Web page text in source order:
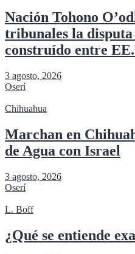
Nación Tohono
tribunales la
construído entre
3 agosto, 2026
Oserí
Chihuahua
Marchan en
de Agua con Israel
3 agosto, 2026
Oserí
L. Boff
¿Qué se entiende